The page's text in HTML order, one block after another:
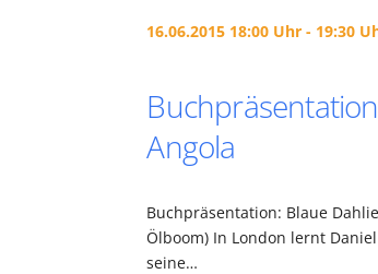
16.06.2015 18:00 Uhr - 19:30
Angola
Buchpräsentation: Blaue
Ölboom) In London lernt
seine…